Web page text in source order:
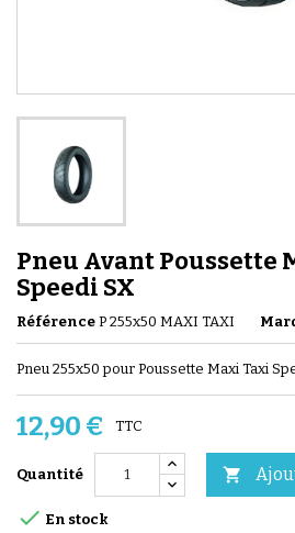
Pneu Avant Poussette
Speedi SX
Référence P 255x50 MAXI TAXI
Pneu 255x50 pour Poussette Maxi Taxi
12,90 € TTC
Quantité 
 En stock